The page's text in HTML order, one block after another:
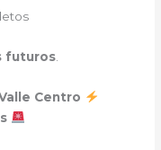
futuros
Centro